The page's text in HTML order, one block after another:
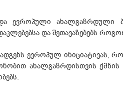
ევროპული ახალგაზრდული
და შეთავაზებებს
ევროპულ ინიციატივას,
ახალგაზრდისთვის